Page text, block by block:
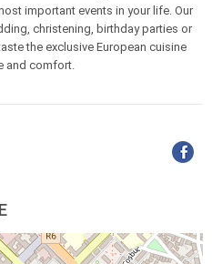
important events in your life. Our
christening, birthday parties or
the exclusive European cuisine
and comfort.